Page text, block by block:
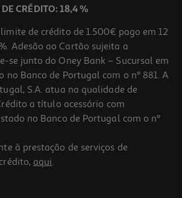
CRÉDITO: 18,4 %
de crédito de 1.500€ pago em 12
Adesão ao Cartão sujeita a
se junto do Oney Bank – Sucursal em
no Banco de Portugal com o nº 881. A
S.A. atua na qualidade de
a título acessório com
no Banco de Portugal com o nº
à prestação de serviços de
aqui.